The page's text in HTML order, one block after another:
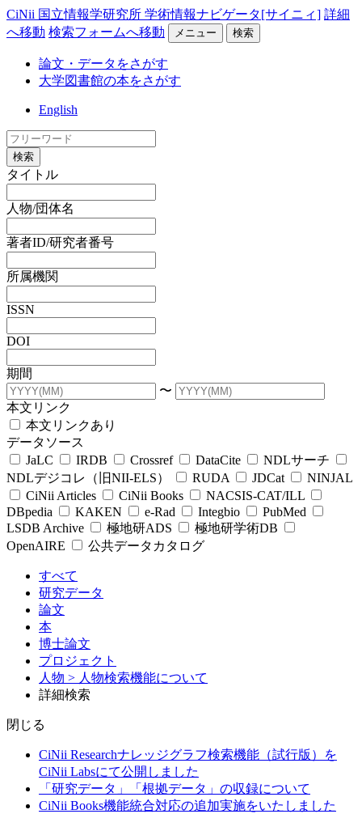
CiNii 国立情報学研究所 学術情報ナビゲータ[サイニィ] 詳細
へ移動 検索フォームへ移動 メニュー 検索
論文・データをさがす
大学図書館の本をさがす
English
検索
タイトル
人物/団体名
著者ID/研究者番号
所属機関
ISSN
DOI
期間
〜
本文リンク
本文リンクあり
データソース
JaLC
IRDB Crossref DataCite
NDLサーチ
NDLデジコレ（旧NII-ELS）
RUDA JDCat
NINJAL
CiNii Articles
CiNii Books
NACSIS-CAT/ILL
DBpedia
KAKEN e-Rad Integbio
PubMed
LSDB Archive
極地研ADS
極地研学術DB
OpenAIRE
公共データカタログ
すべて
研究データ
論文
本
博士論文
プロジェクト
人物 > 人物検索機能について
詳細検索
閉じる
CiNii Researchナレッジグラフ検索機能（試行版）を
CiNii Labsにて公開しました
「研究データ」「根拠データ」の収録について
CiNii Books機能統合対応の追加実施をいたしました